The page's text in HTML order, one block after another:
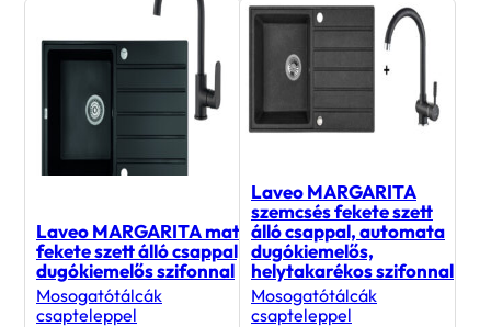
Laveo MARGARITA matt
fekete szett álló csappal,
dugókiemelős szifonnal
Mosogatótálcák
csapteleppel
Laveo MARGARITA
szemcsés fekete szett
álló csappal, automata
dugókiemelős,
helytakarékos szifonnal
Mosogatótálcák
csapteleppel